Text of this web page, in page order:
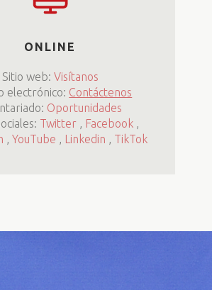
ONLINE
Sitio web: Visítanos
electrónico: Contáctenos
Oportunidades
Twitter, Facebook,
,YouTube , Linkedin , TikTok